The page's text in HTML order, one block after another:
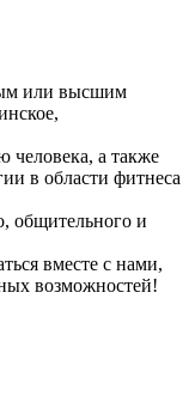
или высшим
а также
в области фитнеса
общительного и
вместе с нами,
возможностей!